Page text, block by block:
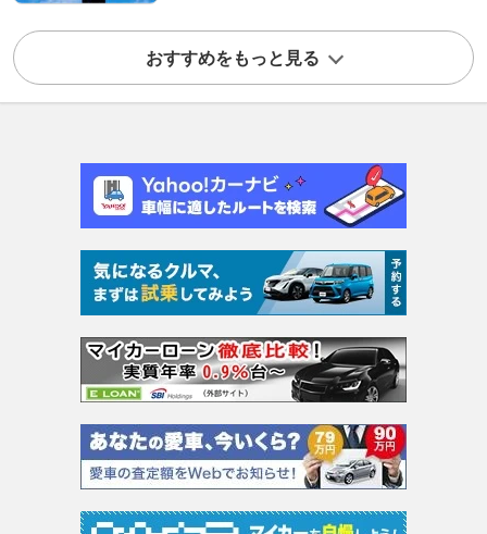
おすすめをもっと見る